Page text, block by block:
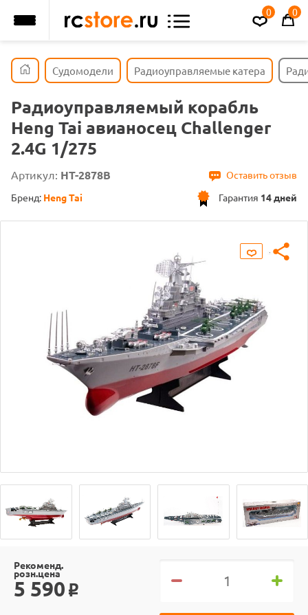
0 0
Судомодели Радиоуправляемые катера
Радиоуправляемый корабль
Heng Tai авианосец Challenger
2.4G 1/275
Артикул: HT-2878B
Оставить отзыв
Гарантия 14 дней
Бренд: Heng Tai
Рекоменд.
розн.цена
5 590 o